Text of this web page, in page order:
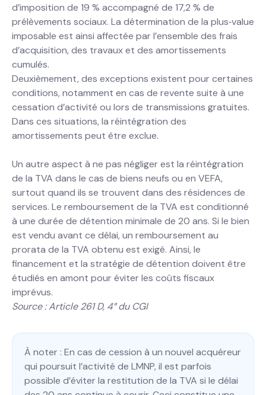
d’imposition de 19 % accompagné de 17,2 % de
prélèvements sociaux. La détermination de la plus‐value
imposable est ainsi affectée par l’ensemble des frais
d’acquisition, des travaux et des amortissements
cumulés.
Deuxièmement, des exceptions existent pour certaines
conditions, notamment en cas de revente suite à une
cessation d’activité ou lors de transmissions gratuites.
Dans ces situations, la réintégration des
amortissements peut être exclue.
Un autre aspect à ne pas négliger est la réintégration
de la TVA dans le cas de biens neufs ou en VEFA,
surtout quand ils se trouvent dans des résidences de
services. Le remboursement de la TVA est conditionné
à une durée de détention minimale de 20 ans. Si le bien
est vendu avant ce délai, un remboursement au
prorata de la TVA obtenu est exigé. Ainsi, le
financement et la stratégie de détention doivent être
étudiés en amont pour éviter les coûts fiscaux
imprévus.
Source : Article 261 D, 4° du CGI
À noter : En cas de cession à un nouvel acquéreur
qui poursuit l’activité de LMNP, il est parfois
possible d’éviter la restitution de la TVA si le délai